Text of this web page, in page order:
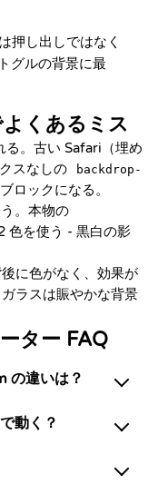
押し出しではなく
グルの背景に最
くあるミス
る。古い Safari（埋め
スなしの
backdrop-
ロックになる。
。本物の
色を使う - 黒白の影
に色がなく、効果が
ラスは賑やかな背景
ター FAQ
の違いは？
動く？